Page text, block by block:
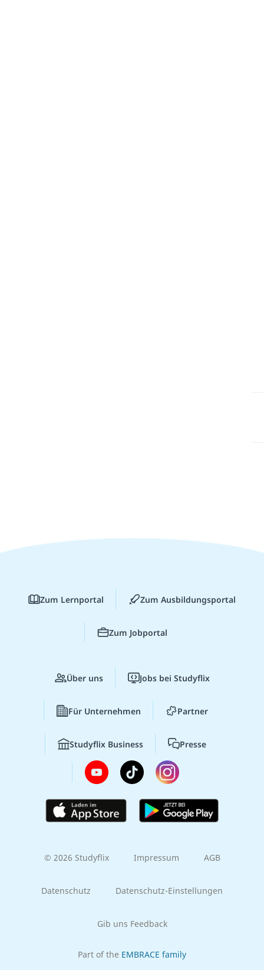
Zum Lernportal Zum Ausbildungsportal
Zum Jobportal
Über uns Jobs bei Studyflix
Für Unternehmen Partner
Studyflix Business Presse
© 2026 Studyflix Impressum AGB
Datenschutz Datenschutz-Einstellungen
Gib uns Feedback
Part of the EMBRACE family